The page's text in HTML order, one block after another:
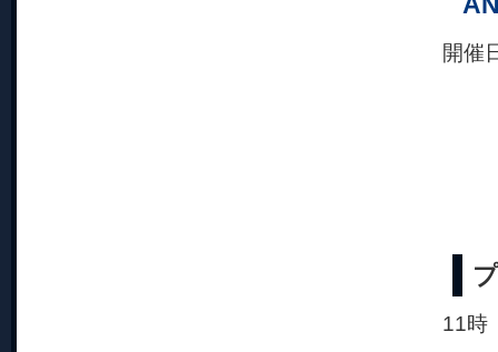
開催
11時